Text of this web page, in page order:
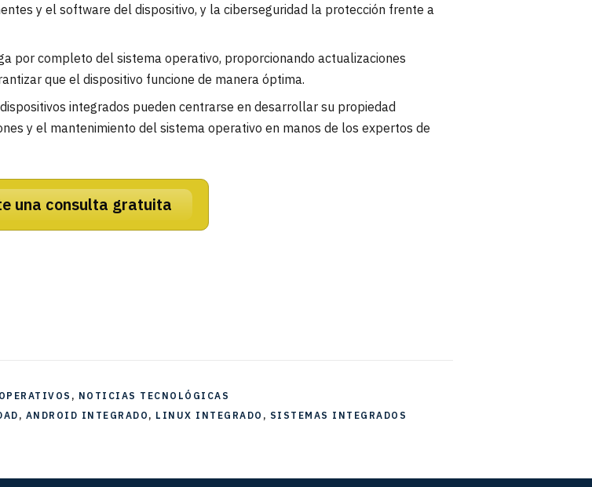
y el software del dispositivo, y la ciberseguridad la protección frente a
por completo del sistema operativo, proporcionando actualizaciones
que el dispositivo funcione de manera óptima.
integrados pueden centrarse en desarrollar su propiedad
y el mantenimiento del sistema operativo en manos de los expertos de
una consulta gratuita
, NOTICIAS TECNOLÓGICAS
, ANDROID INTEGRADO , LINUX INTEGRADO , SISTEMAS INTEGRADOS